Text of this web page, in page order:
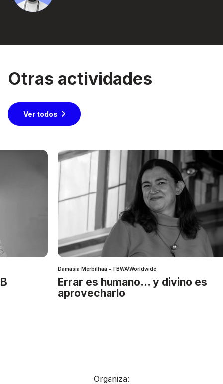
Otras actividades
Ver todos
Damasia Merbilhaa • TBWA\Worldwide
Errar es humano… y divino es
aprovecharlo
Organiza: